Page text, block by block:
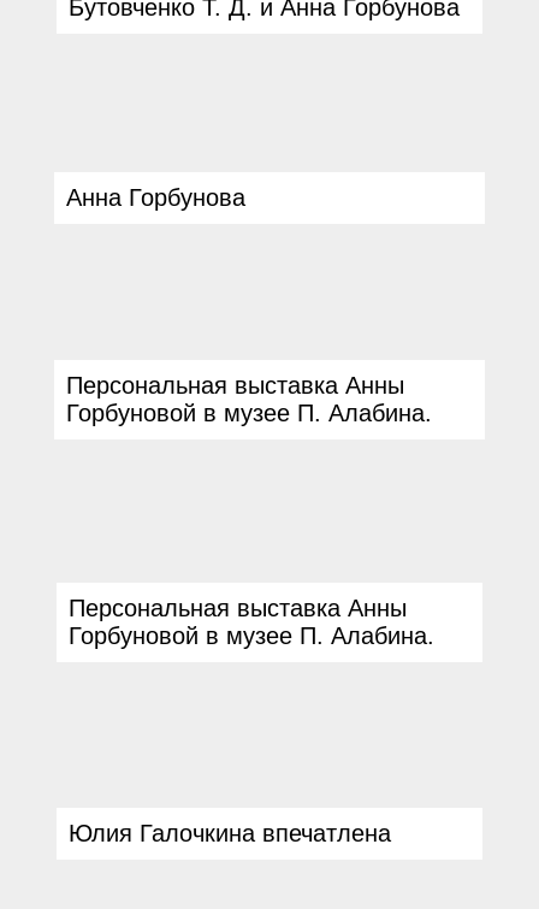
Бутовченко Т. Д. и Анна Горбунова
Анна Горбунова
Персональная выставка Анны
Горбуновой в музее П. Алабина.
Персональная выставка Анны
Горбуновой в музее П. Алабина.
Юлия Галочкина впечатлена